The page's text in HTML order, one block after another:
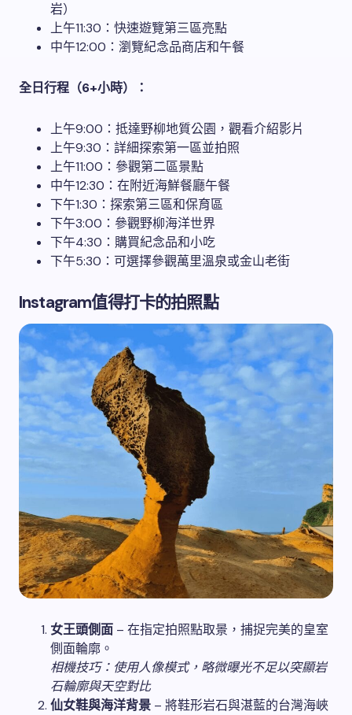
岩）
上午11:30：快速遊覽第三區亮點
中午12:00：瀏覽紀念品商店和午餐
全日行程（6+小時）：
上午9:00：抵達野柳地質公園，觀看介紹影片
上午9:30：詳細探索第一區並拍照
上午11:00：參觀第二區景點
中午12:30：在附近海鮮餐廳午餐
下午1:30：探索第三區和保育區
下午3:00：參觀野柳海洋世界
下午4:30：購買紀念品和小吃
下午5:30：可選擇參觀萬里溫泉或金山老街
Instagram值得打卡的拍照點
女王頭側面 – 在指定拍照點取景，捕捉完美的皇室
側面輪廓。
相機技巧：使用人像模式，略微曝光不足以突顯岩
石輪廓與天空對比
仙女鞋與海洋背景 – 將鞋形岩石與湛藍的台灣海峽